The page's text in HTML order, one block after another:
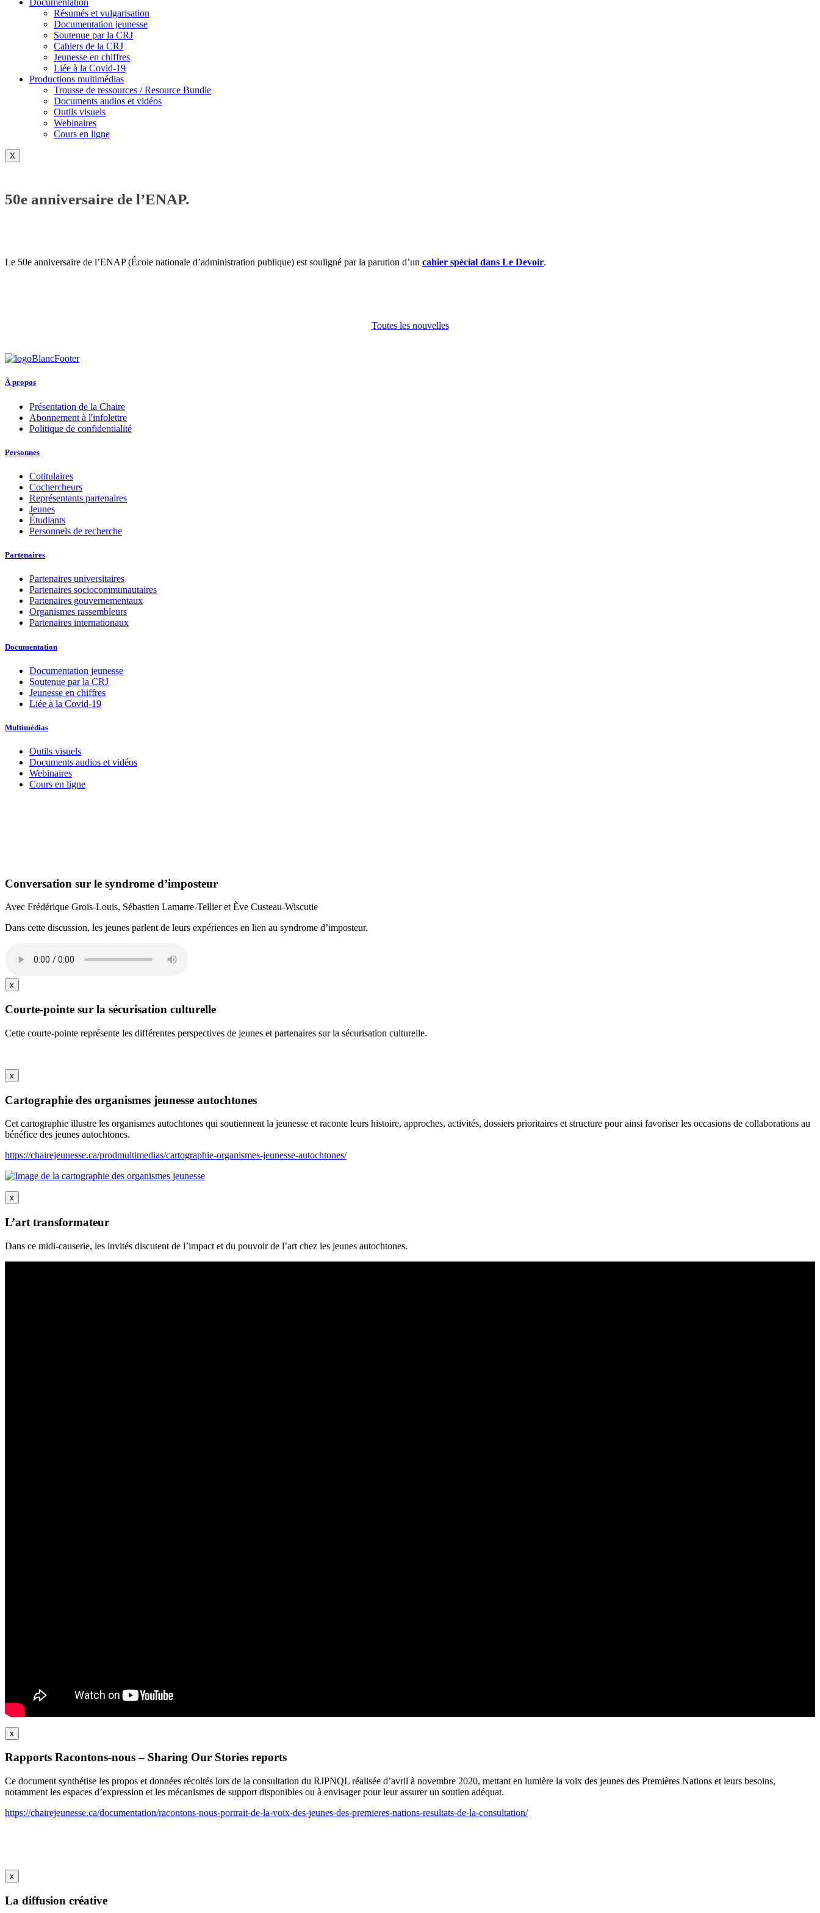
Résumés et vulgarisation
Documentation jeunesse
Soutenue par la CRJ
Cahiers de la CRJ
Jeunesse en chiffres
Liée à la Covid-19
Productions multimédias
Trousse de ressources / Resource Bundle
Documents audios et vidéos
Outils visuels
Webinaires
Cours en ligne
X
50e anniversaire de l’ENAP.
Le 50e anniversaire de l’ENAP (École nationale d’administration publique) est souligné par la parution d’un cahier spécial dans Le Devoir.
Toutes les nouvelles
À propos
Présentation de la Chaire
Abonnement à l'infolettre
Politique de confidentialité
Personnes
Cotitulaires
Cochercheurs
Représentants partenaires
Jeunes
Étudiants
Personnels de recherche
Partenaires
Partenaires universitaires
Partenaires sociocommunautaires
Partenaires gouvernementaux
Organismes rassembleurs
Partenaires internationaux
Documentation
Documentation jeunesse
Soutenue par la CRJ
Jeunesse en chiffres
Liée à la Covid-19
Multimédias
Outils visuels
Documents audios et vidéos
Webinaires
Cours en ligne
Conversation sur le syndrome d’imposteur
Avec Frédérique Grois-Louis, Sébastien Lamarre-Tellier et Ève Custeau-Wiscutie
Dans cette discussion, les jeunes parlent de leurs expériences en lien au syndrome d’imposteur.
x
Courte-pointe sur la sécurisation culturelle
Cette courte-pointe représente les différentes perspectives de jeunes et partenaires sur la sécurisation culturelle.
x
Cartographie des organismes jeunesse autochtones
Cet cartographie illustre les organismes autochtones qui soutiennent la jeunesse et raconte leurs histoire, approches, activités, dossiers prioritaires et structure pour ainsi favoriser les occasions de collaborations au
bénéfice des jeunes autochtones.
https://chairejeunesse.ca/prodmultimedias/cartographie-organismes-jeunesse-autochtones/
x
L’art transformateur
Dans ce midi-causerie, les invités discutent de l’impact et du pouvoir de l’art chez les jeunes autochtones.
x
Rapports Racontons-nous – Sharing Our Stories reports
Ce document synthétise les propos et données récoltés lors de la consultation du RJPNQL réalisée d’avril à novembre 2020, mettant en lumière la voix des jeunes des Premières Nations et leurs besoins,
notamment les espaces d’expression et les mécanismes de support disponibles ou à envisager pour leur assurer un soutien adéquat.
https://chairejeunesse.ca/documentation/racontons-nous-portrait-de-la-voix-des-jeunes-des-premieres-nations-resultats-de-la-consultation/
x
La diffusion créative